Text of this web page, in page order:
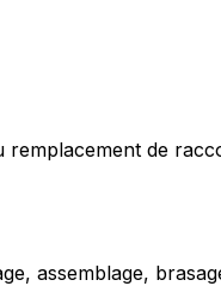
de
assemblage,